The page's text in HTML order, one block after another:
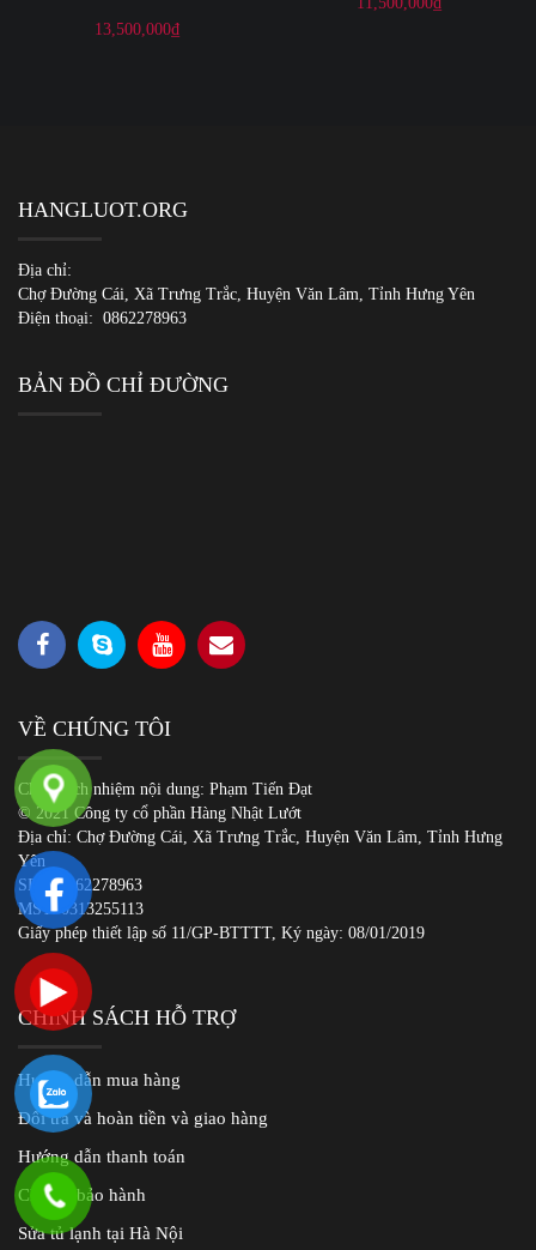
13,500,000₫
HANGLUOT.ORG
Địa chỉ:
Chợ Đường Cái, Xã Trưng Trắc, Huyện Văn Lâm, Tỉnh Hưng Yên
Điện thoại: 0862278963
BẢN ĐỒ CHỈ ĐƯỜNG
VỀ CHÚNG TÔI
Chịu trách nhiệm nội dung: Phạm Tiến Đạt
© 2021 Công ty cổ phần Hàng Nhật Lướt
Địa chỉ: Chợ Đường Cái, Xã Trưng Trắc, Huyện Văn Lâm, Tỉnh Hưng
Yên
SDT:0862278963
MST: 0313255113
Giấy phép thiết lập số 11/GP-BTTTT, Ký ngày: 08/01/2019
CHÍNH SÁCH HỖ TRỢ
Hướng dẫn mua hàng
Đổi trả và hoàn tiền và giao hàng
Hướng dẫn thanh toán
Chế độ bảo hành
Sửa tủ lạnh tại Hà Nội